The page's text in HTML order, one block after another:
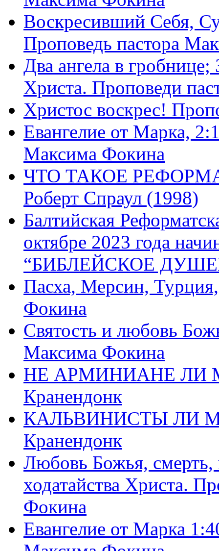
Воскресивший Себя,
Проповедь пастора
Два ангела в
Христа. Проповеди
Христос воскрес!
Евангелие от Марка,
Максима Фокина
ЧТО ТАКОЕ
Роберт Спраул (1998)
Балтийская
октябре 2023 года
“БИБЛЕЙСКОЕ
Пасха, Мерсин,
Фокина
Святость и любовь
Максима Фокина
НЕ АРМИНИАНЕ ЛИ
Кранендонк
КАЛЬВИНИСТЫ ЛИ
Кранендонк
Любовь Божья, смерть,
ходатайства Христа.
Фокина
Евангелие от Марка